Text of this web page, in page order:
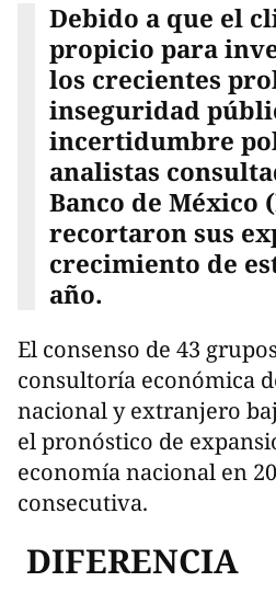
Debido a que el
propicio para
los crecientes
inseguridad
incertidumbre
analistas
Banco de México
recortaron sus
crecimiento de
año.
El consenso de 43
consultoría económica
nacional y extranjero
el pronóstico de
economía nacional en
consecutiva.
DIFERENCIA